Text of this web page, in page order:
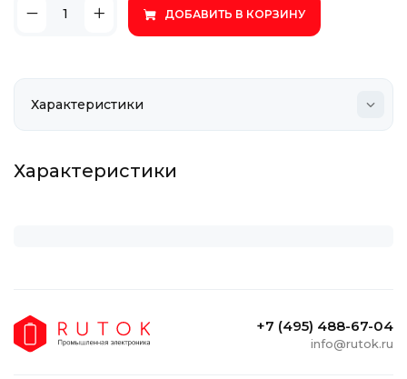
ДОБАВИТЬ В КОРЗИНУ
Характеристики
+7 (495) 488-67-04
info@rutok.ru